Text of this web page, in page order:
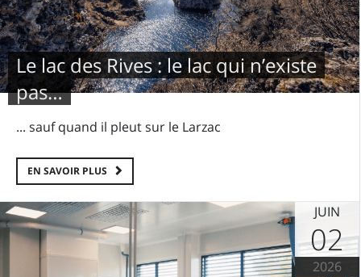
Le lac des Rives : le lac qui n’existe
pas…
... sauf quand il pleut sur le Larzac
EN SAVOIR PLUS
JUIN
02
2026